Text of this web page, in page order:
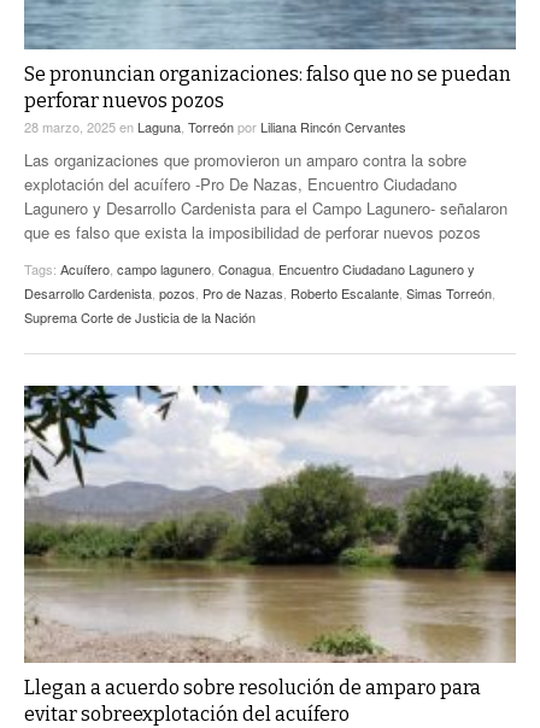
Se pronuncian organizaciones: falso que no se puedan
perforar nuevos pozos
28 marzo, 2025en Laguna Torreónpor Liliana Rincón Cervantes
Las organizaciones que promovieron un amparo contra la sobre
explotación del acuífero -Pro De Nazas, Encuentro Ciudadano
Lagunero y Desarrollo Cardenista para el Campo Lagunero- señalaron
que es falso que exista la imposibilidad de perforar nuevos pozos
Tags: Acuífero campo lagunero Conagua Encuentro Ciudadano Lagunero y
Desarrollo Cardenista pozos Pro de Nazas Roberto Escalante Simas Torreón
Suprema Corte de Justicia de la Nación
Llegan a acuerdo sobre resolución de amparo para
evitar sobreexplotación del acuífero